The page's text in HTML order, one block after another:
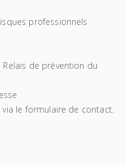
professionnels
de prévention du
via le formulaire de contact.